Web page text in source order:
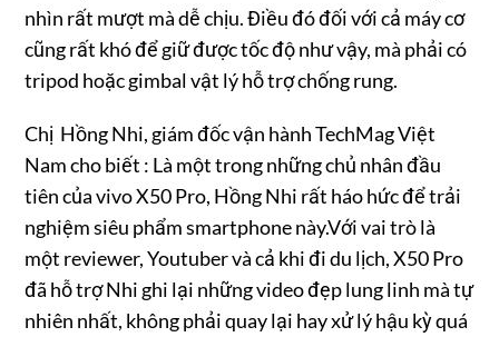
nhìn rất mượt mà dễ chịu. Điều đó đối với cả máy cơ
cũng rất khó để giữ được tốc độ như vậy, mà phải có
tripod hoặc gimbal vật lý hỗ trợ chống rung.
Chị Hồng Nhi, giám đốc vận hành TechMag Việt
Nam cho biết : Là một trong những chủ nhân đầu
tiên của vivo X50 Pro, Hồng Nhi rất háo hức để trải
nghiệm siêu phẩm smartphone này.Với vai trò là
một reviewer, Youtuber và cả khi đi du lịch, X50 Pro
đã hỗ trợ Nhi ghi lại những video đẹp lung linh mà tự
nhiên nhất, không phải quay lại hay xử lý hậu kỳ quá